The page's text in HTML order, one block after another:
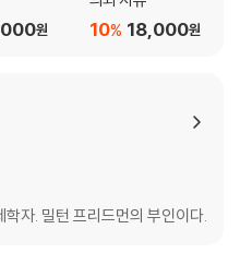
가?
원 18,000원
10%
자. 밀턴 프리드먼의 부인이다.